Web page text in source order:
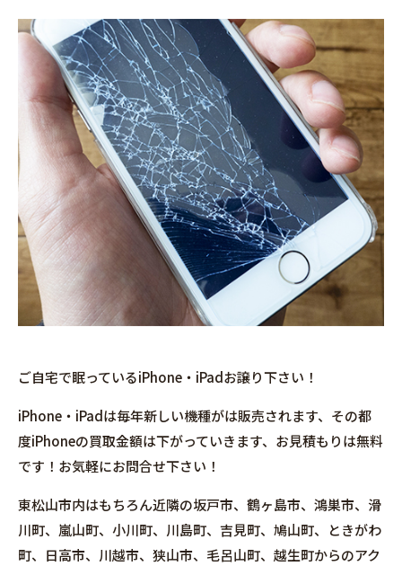
ご自宅で眠っているiPhone・iPadお譲り下さい！
iPhone・iPadは毎年新しい機種がは販売されます、その都
度iPhoneの買取金額は下がっていきます、お見積もりは無料
です！お気軽にお問合せ下さい！
東松山市内はもちろん近隣の坂戸市、鶴ヶ島市、鴻巣市、滑
川町、嵐山町、小川町、川島町、吉見町、鳩山町、ときがわ
町、日高市、川越市、狭山市、毛呂山町、越生町からのアク